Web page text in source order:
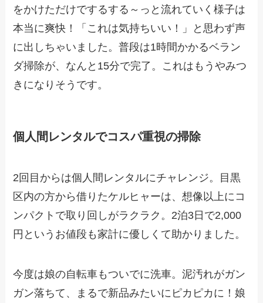
をかけただけでするする～っと流れていく様子は
本当に爽快！「これは気持ちいい！」と思わず声
に出しちゃいました。普段は1時間かかるベラン
ダ掃除が、なんと15分で完了。これはもうやみつ
きになりそうです。
個人間レンタルでコスパ重視の掃除
2回目からは個人間レンタルにチャレンジ。目黒
区内の方から借りたケルヒャーは、想像以上にコ
ンパクトで取り回しがラクラク。2泊3日で2,000
円というお値段も家計に優しくて助かりました。
今度は娘の自転車もついでに洗車。泥汚れがガン
ガン落ちて、まるで新品みたいにピカピカに！娘